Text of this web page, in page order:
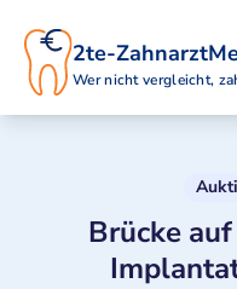
2te-
Wer nicht vergleicht,
Brücke